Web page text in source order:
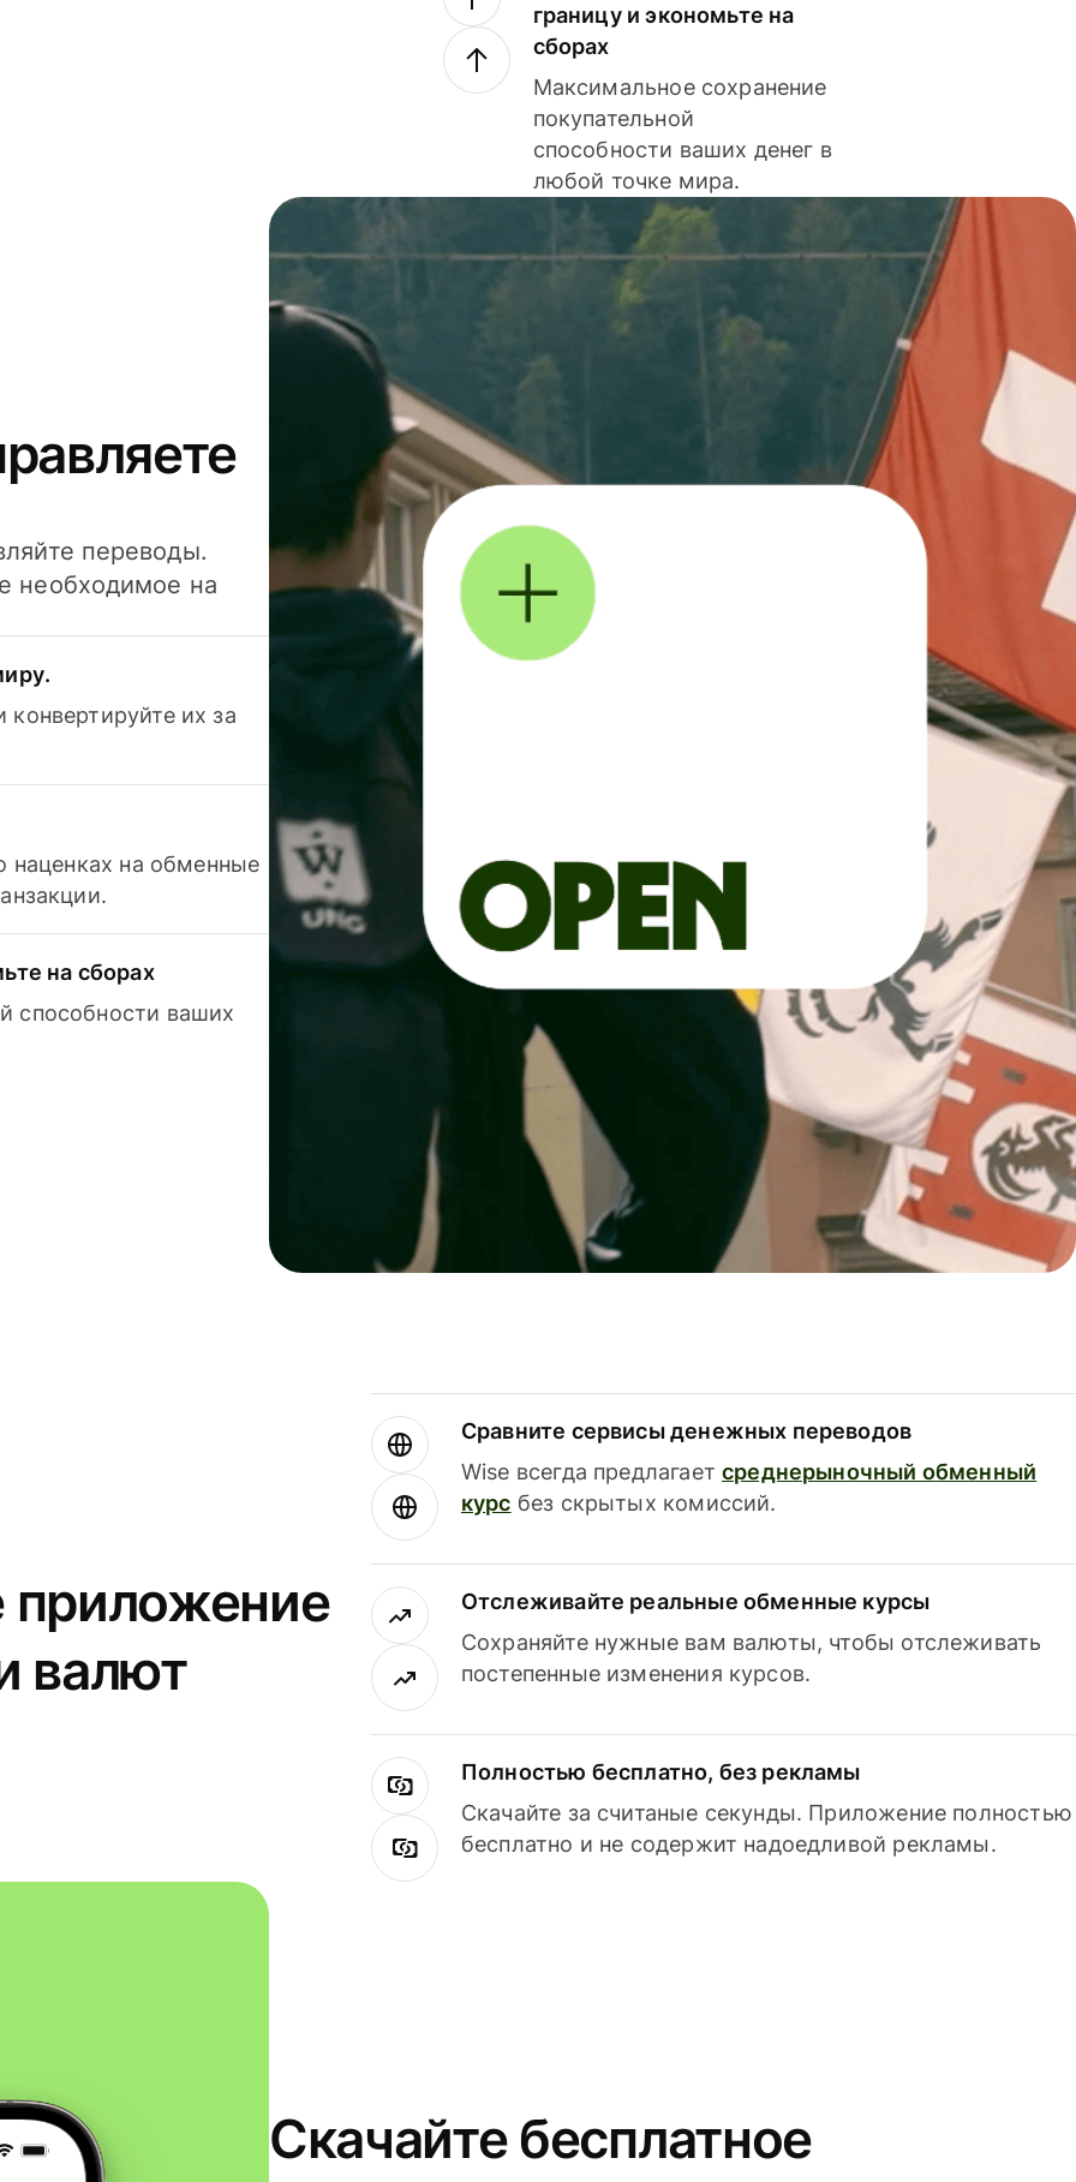
границу и экономьте на
сборах
Максимальное сохранение
покупательной
способности ваших денег в
любой точке мира.
переводы.
необходимое на
их за
наценках на обменные
на сборах
способности ваших
приложение
валют
Сравните сервисы денежных переводов
Wise всегда предлагаетсреднерыночный обменный
курс без скрытых комиссий.
Отслеживайте реальные обменные курсы
Сохраняйте нужные вам валюты, чтобы отслеживать
постепенные изменения курсов.
Полностью бесплатно, без рекламы
Скачайте за считаные секунды. Приложение полностью
бесплатно и не содержит надоедливой рекламы.
Скачайте бесплатное